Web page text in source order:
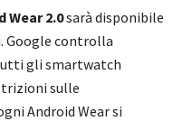
Wear 2.0sarà disponibile
Google controlla
gli smartwatch
sulle
Android Wear si